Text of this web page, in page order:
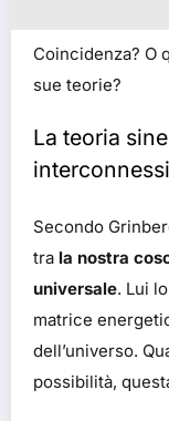
Coincidenza? O
sue teorie?
La teoria
Secondo
tra la nostra
universale. Lui
matrice
dell’universo.
possibilità,